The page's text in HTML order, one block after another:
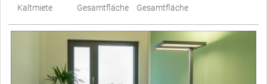
Kaltmiete
Gesamtfläche
Gesamtfläche